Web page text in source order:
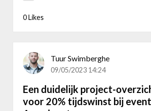
u
i
e
r
0 Likes
Tuur Swimberghe
09/05/2023 14:24
Een duidelijk project-
voor 20% tijdswinst bij